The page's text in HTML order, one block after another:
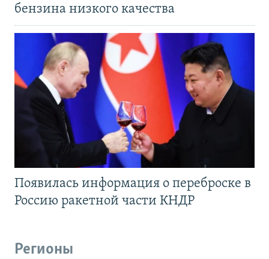
бензина низкого качества
Появилась информация о переброске в
Россию ракетной части КНДР
Регионы